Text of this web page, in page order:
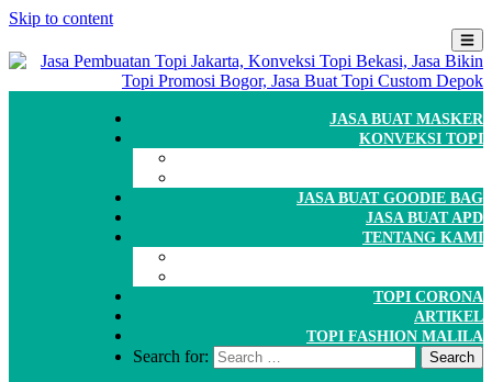
Skip to content
JASA BUAT MASKER
KONVEKSI TOPI
JASA BUAT GOODIE BAG
JASA BUAT APD
TENTANG KAMI
TOPI CORONA
ARTIKEL
TOPI FASHION MALILA
Search for: